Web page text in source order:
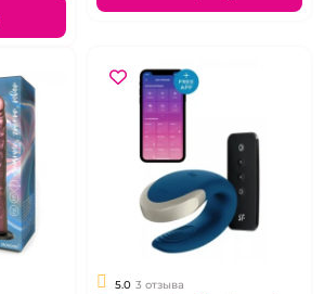
5.0 3 отзыва